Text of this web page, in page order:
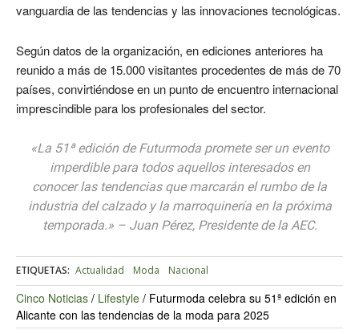
vanguardia de las tendencias y las innovaciones tecnológicas.
Según datos de la organización, en ediciones anteriores ha
reunido a más de 15.000 visitantes procedentes de más de 70
países, convirtiéndose en un punto de encuentro internacional
imprescindible para los profesionales del sector.
«La 51ª edición de Futurmoda promete ser un evento
imperdible para todos aquellos interesados en
conocer las tendencias que marcarán el rumbo de la
industria del calzado y la marroquinería en la próxima
temporada.» – Juan Pérez, Presidente de la AEC.
ETIQUETAS: Actualidad Moda Nacional
Cinco Noticias / Lifestyle / Futurmoda celebra su 51ª edición en
Alicante con las tendencias de la moda para 2025